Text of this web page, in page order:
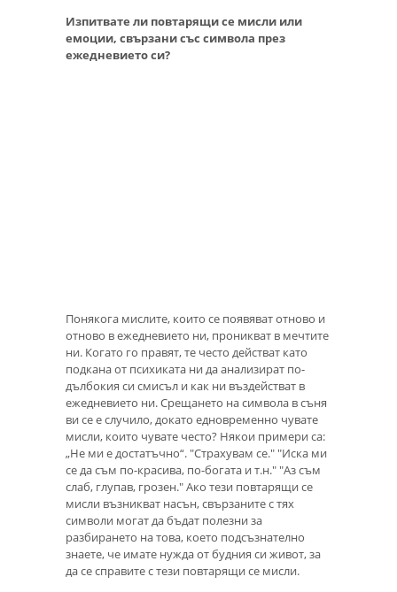
Изпитвате ли повтарящи се мисли или
емоции, свързани със символа през
ежедневието си?
Понякога мислите, които се появяват отново и
отново в ежедневието ни, проникват в мечтите
ни. Когато го правят, те често действат като
подкана от психиката ни да анализират по-
дълбокия си смисъл и как ни въздействат в
ежедневието ни. Срещането на символа в съня
ви се е случило, докато едновременно чувате
мисли, които чувате често? Някои примери са:
„Не ми е достатъчно“. "Страхувам се." "Иска ми
се да съм по-красива, по-богата и т.н." "Аз съм
слаб, глупав, грозен." Ако тези повтарящи се
мисли възникват насън, свързаните с тях
символи могат да бъдат полезни за
разбирането на това, което подсъзнателно
знаете, че имате нужда от будния си живот, за
да се справите с тези повтарящи се мисли.